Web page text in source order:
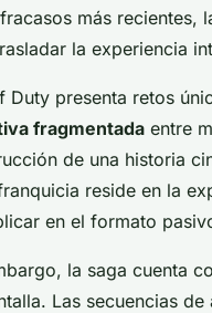
más recientes,
la experiencia
Duty presenta retos
fragmentada entre
de una historia
reside en la
en el formato
la saga cuenta
Las secuencias